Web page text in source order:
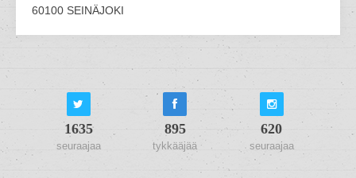
60100 SEINÄJOKI
1635
seuraajaa
895
tykkääjää
620
seuraajaa